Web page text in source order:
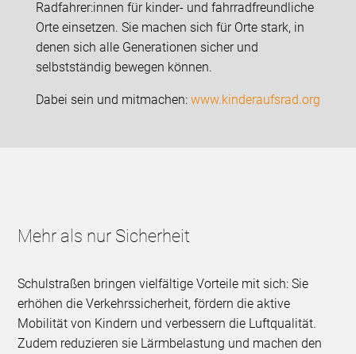
Radfahrer:innen für kinder- und fahrradfreundliche
Orte einsetzen. Sie machen sich für Orte stark, in
denen sich alle Generationen sicher und
selbstständig bewegen können.
Dabei sein und mitmachen: www.kinderaufsrad.org
Mehr als nur Sicherheit
Schulstraßen bringen vielfältige Vorteile mit sich: Sie
erhöhen die Verkehrssicherheit, fördern die aktive
Mobilität von Kindern und verbessern die Luftqualität.
Zudem reduzieren sie Lärmbelastung und machen den